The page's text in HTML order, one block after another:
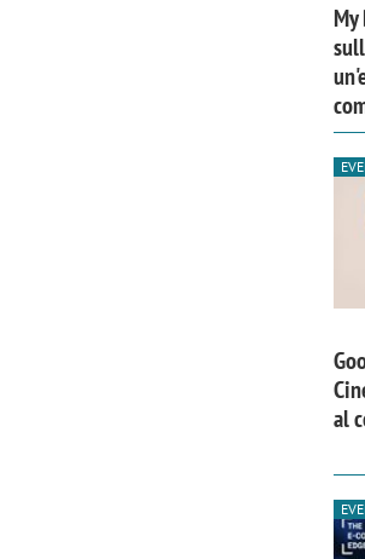
al
comunicazione crea un brand
«Marketing e prodotto devono